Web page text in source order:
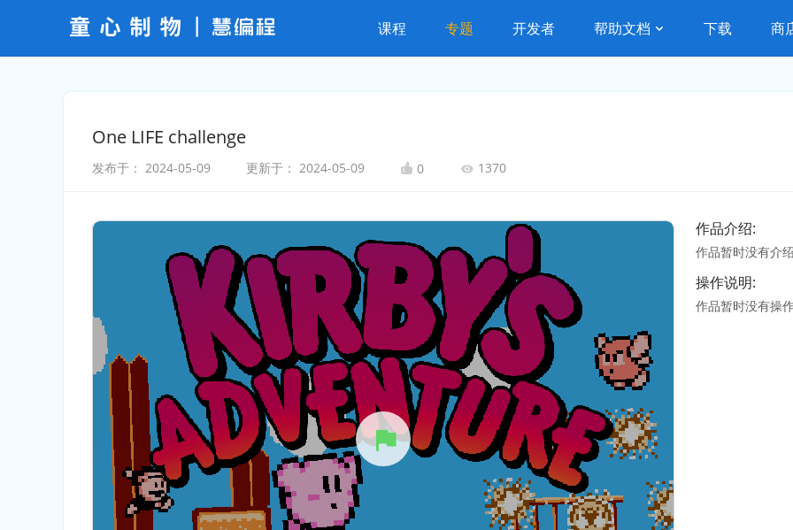
课程 专题 开发者 帮助文档 下载 商
One LIFE challenge
发布于： 2024-05-09 更新于： 2024-05-09 0 1370
作品介绍:
作品暂时没有介
操作说明:
作品暂时没有操